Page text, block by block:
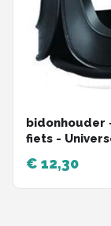
bidonhouder
fiets -
Buggy -
bekerhouder
– Zwart
€ 12,30